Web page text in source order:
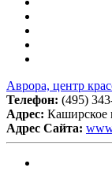
Аврора, центр
Телефон: (495)
Адрес: Каширское
Адрес Сайта: